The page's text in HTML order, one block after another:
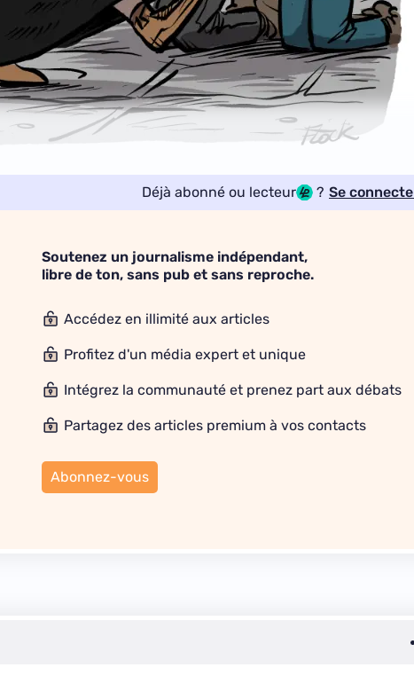
Déjà abonné ou lecteur ? Se
Soutenez un journalisme indépendant,
libre de ton, sans pub et sans reproche.
Accédez en illimité aux articles
Profitez d'un média expert et unique
Intégrez la communauté et prenez part aux débats
Partagez des articles premium à vos contacts
Abonnez-vous